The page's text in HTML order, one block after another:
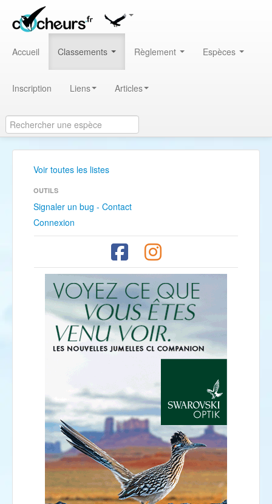
Accueil Classements Règlement Espèces
Inscription Liens Articles
Voir toutes les listes
OUTILS
Signaler un bug - Contact
Connexion